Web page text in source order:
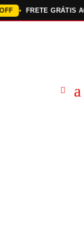
FRETE GRÁTIS